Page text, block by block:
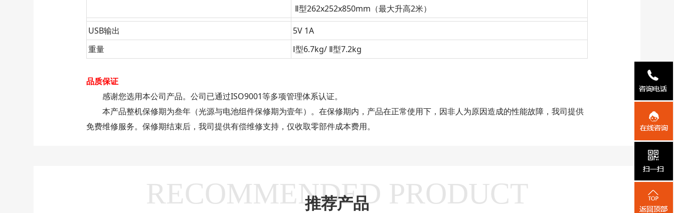
Ⅱ型262x252x850mm（最大升高2米）
USB输出
5V 1A
重量
Ⅰ型6.7kg/ Ⅱ型7.2kg
品质保证
感谢您选用本公司产品。公司已通过ISO9001等多项管理体系认证。
本产品整机保修期为叁年（光源与电池组件保修期为壹年）。在保修期内，产品在正常使用下，因非人为原因造成的性能故障，我司提供
免费维修服务。保修期结束后，我司提供有偿维修支持，仅收取零部件成本费用。
RECOMMENDED PRODUCT
推荐产品